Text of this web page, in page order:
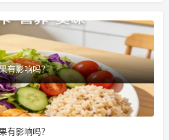
有影响吗？
有影响吗？